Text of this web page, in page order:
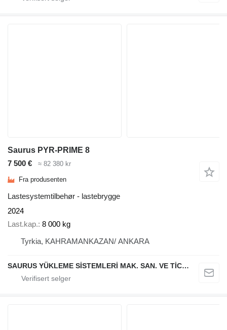
Saurus PYR-PRIME 8
7 500 €
≈ 82 380 kr
Fra produsenten
Lastesystemtilbehør - lastebrygge
2024
Last.kap. 8 000 kg
Tyrkia, KAHRAMANKAZAN/ ANKARA
SAURUS YÜKLEME SİSTEMLERİ MAK. SAN. VE TİC. LTD. ŞTİ.